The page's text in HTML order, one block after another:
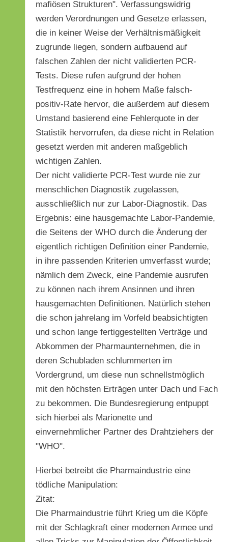
mafiösen Strukturen". Verfassungswidrig
werden Verordnungen und Gesetze erlassen,
die in keiner Weise der Verhältnismäßigkeit
zugrunde liegen, sondern aufbauend auf
falschen Zahlen der nicht validierten PCR-
Tests. Diese rufen aufgrund der hohen
Testfrequenz eine in hohem Maße falsch-
positiv-Rate hervor, die außerdem auf diesem
Umstand basierend eine Fehlerquote in der
Statistik hervorrufen, da diese nicht in Relation
gesetzt werden mit anderen maßgeblich
wichtigen Zahlen.
Der nicht validierte PCR-Test wurde nie zur
menschlichen Diagnostik zugelassen,
ausschließlich nur zur Labor-Diagnostik. Das
Ergebnis: eine hausgemachte Labor-Pandemie,
die Seitens der WHO durch die Änderung der
eigentlich richtigen Definition einer Pandemie,
in ihre passenden Kriterien umverfasst wurde;
nämlich dem Zweck, eine Pandemie ausrufen
zu können nach ihrem Ansinnen und ihren
hausgemachten Definitionen. Natürlich stehen
die schon jahrelang im Vorfeld beabsichtigten
und schon lange fertiggestellten Verträge und
Abkommen der Pharmaunternehmen, die in
deren Schubladen schlummerten im
Vordergrund, um diese nun schnellstmöglich
mit den höchsten Erträgen unter Dach und Fach
zu bekommen. Die Bundesregierung entpuppt
sich hierbei als Marionette und
einvernehmlicher Partner des Drahtziehers der
"WHO".
Hierbei betreibt die Pharmaindustrie eine
tödliche Manipulation:
Zitat:
Die Pharmaindustrie führt Krieg um die Köpfe
mit der Schlagkraft einer modernen Armee und